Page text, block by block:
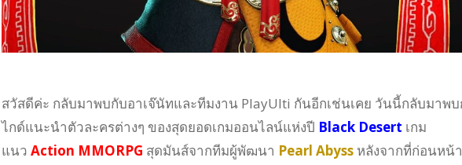
สวัสดีค่ะ กลับมาพบกับอาเจ๊นัทและทีมงาน PlayUlti กันอีกเช่นเคย วันนี้กลับมาพ
ไกด์แนะนำตัวละครต่างๆ ของสุดยอดเกมออนไลน์แห่งปี Black Desert เกม
แนว Action MMORPG สุดมันส์จากทีมผู้พัฒนา Pearl Abyssหลังจากที่ก่อนหน้